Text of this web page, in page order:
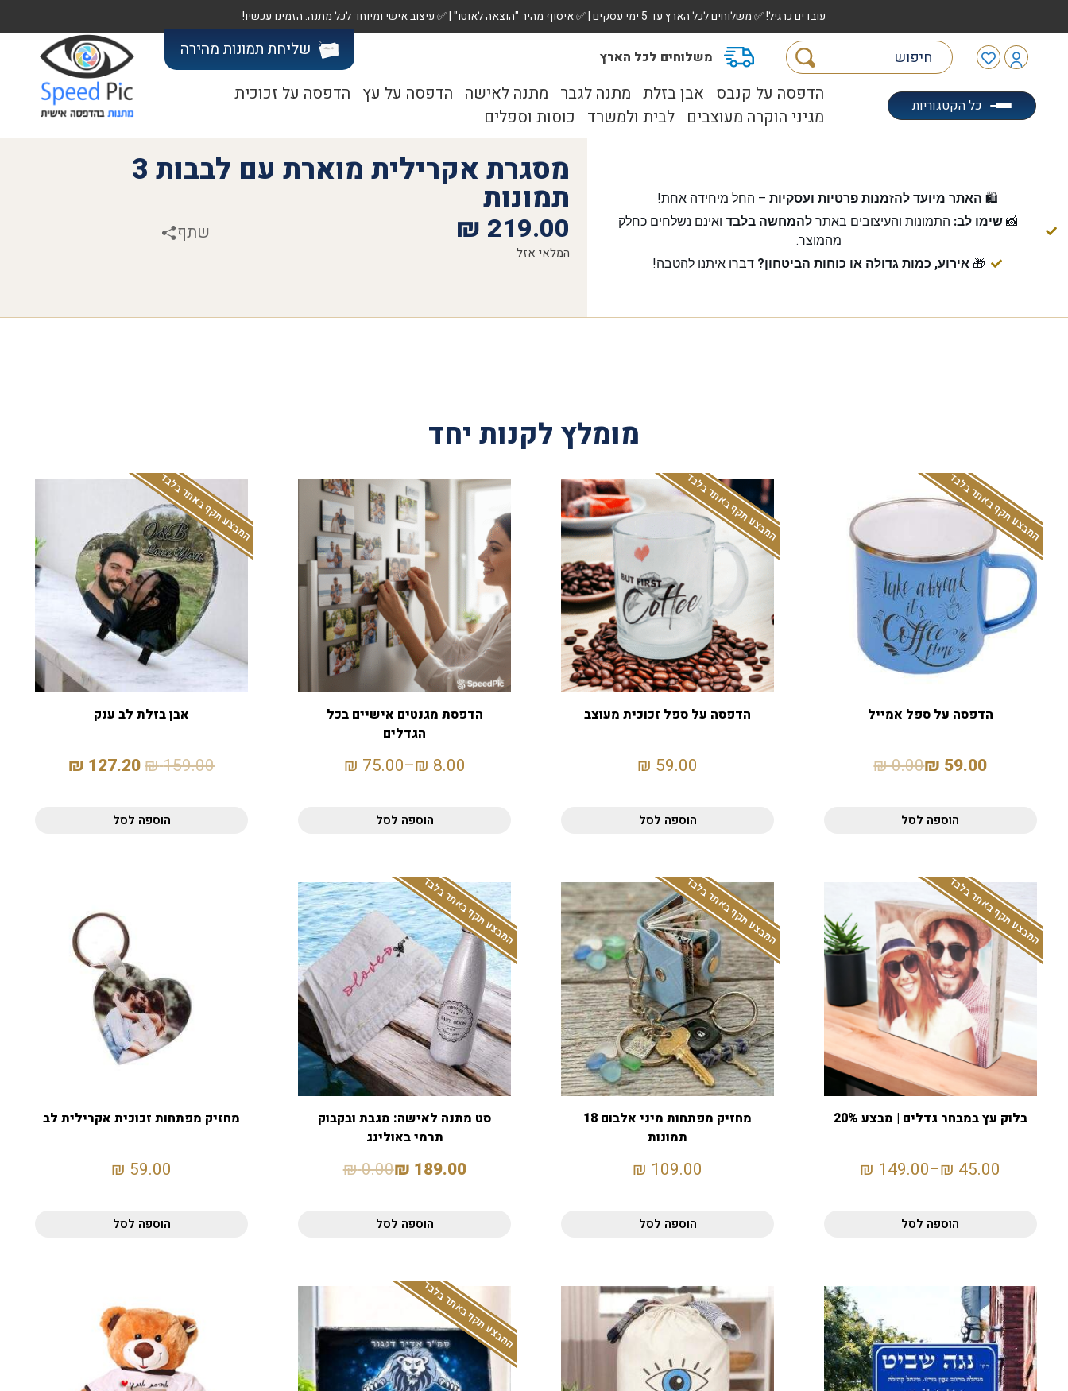
עובדים כרגיל! ✅ משלוחים לכל הארץ עד 5 ימי עסקים | ✅ איסוף מהיר "הוצאה לאוטו" | ✅ עיצוב אישי ומיוחד לכל מתנה. הזמינו עכשיו!
משלוחים לכל הארץ שליחת תמונות מהירה
כל הקטגוריות
הדפסה על קנבס אבן בזלת מתנה לגבר מתנה לאישה הדפסה על עץ הדפסה על זכוכית
מגיני הוקרה מעוצבים לבית ולמשרד כוסות וספלים
🛍️ האתר מיועד להזמנות פרטיות ועסקיות– החל מיחידה אחת!
📸 שימו לב: התמונות והעיצובים באתר להמחשה בלבדואינם נשלחים כחלק
מהמוצר.
🎁אירוע, כמות גדולה או כוחות הביטחון? דברו איתנו להטבה!
מסגרת אקרילית מוארת עם לבבות 3
תמונות
219.00
₪ שתף
המלאי אזל
מומלץ לקנות יחד
המבצע תקף באתר בלבד
הדפסה על ספל אמייל
59.00
₪
0.00
₪
הוספה לסל
המבצע תקף באתר בלבד
הדפסה על ספל זכוכית מעוצב
59.00
₪
הוספה לסל
הדפסת מגנטים אישיים בכל
הגדלים
8.00
₪
–
75.00
₪
הוספה לסל
המבצע תקף באתר בלבד
אבן בזלת לב ענק
159.00
₪
127.20
₪
הוספה לסל
המבצע תקף באתר בלבד
בלוק עץ במבחר גדלים | מבצע 20%
45.00
₪
–
149.00
₪
הוספה לסל
המבצע תקף באתר בלבד
מחזיק מפתחות מיני אלבום 18
תמונות
109.00
₪
הוספה לסל
המבצע תקף באתר בלבד
סט מתנה לאישה: מגבת ובקבוק
תרמי באולינג
189.00
₪
0.00
₪
הוספה לסל
מחזיק מפתחות זכוכית אקרילית לב
59.00
₪
הוספה לסל
המבצע תקף באתר בלבד